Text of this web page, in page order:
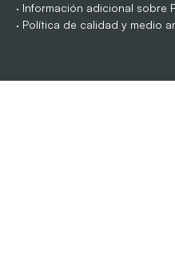
· Información adicional sobre
· Política de calidad y medio